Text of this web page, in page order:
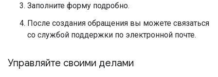
Заполните форму подробно.
После создания обращения вы можете связаться
со службой поддержки по электронной почте.
Управляйте своими делами